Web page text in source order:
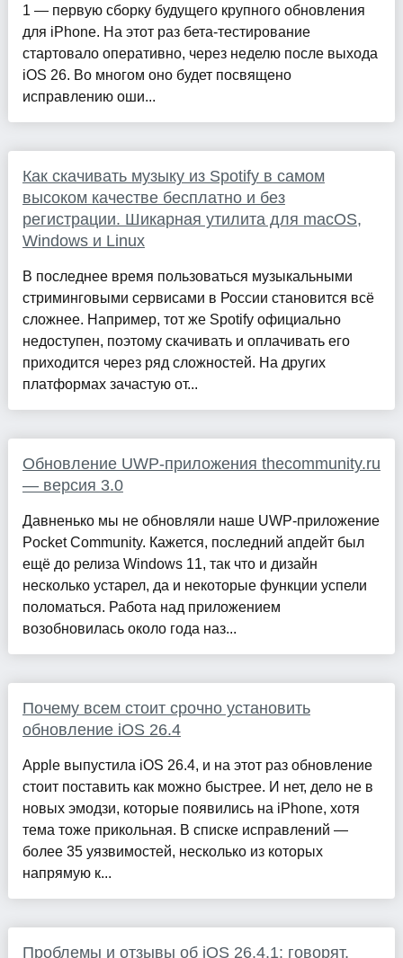
1 — первую сборку будущего крупного обновления
для iPhone. На этот раз бета-тестирование
стартовало оперативно, через неделю после выхода
iOS 26. Во многом оно будет посвящено
исправлению оши...
Как скачивать музыку из Spotify в самом
высоком качестве бесплатно и без
регистрации. Шикарная утилита для macOS,
Windows и Linux
В последнее время пользоваться музыкальными
стриминговыми сервисами в России становится всё
сложнее. Например, тот же Spotify официально
недоступен, поэтому скачивать и оплачивать его
приходится через ряд сложностей. На других
платформах зачастую от...
Обновление UWP-приложения thecommunity.ru
— версия 3.0
Давненько мы не обновляли наше UWP-приложение
Pocket Community. Кажется, последний апдейт был
ещё до релиза Windows 11, так что и дизайн
несколько устарел, да и некоторые функции успели
поломаться. Работа над приложением
возобновилась около года наз...
Почему всем стоит срочно установить
обновление iOS 26.4
Apple выпустила iOS 26.4, и на этот раз обновление
стоит поставить как можно быстрее. И нет, дело не в
новых эмодзи, которые появились на iPhone, хотя
тема тоже прикольная. В списке исправлений —
более 35 уязвимостей, несколько из которых
напрямую к...
Проблемы и отзывы об iOS 26.4.1: говорят,